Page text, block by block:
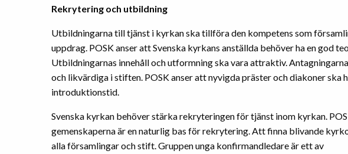
Rekrytering och utbildning
Utbildningarna till tjänst i kyrkan ska tillföra den kompetens som
uppdrag. POSK anser att Svenska kyrkans anställda behöver ha en god
Utbildningarnas innehåll och utformning ska vara attraktiv.
och likvärdiga i stiften. POSK anser att nyvigda präster och diakoner ska
introduktionstid.
Svenska kyrkan behöver stärka rekryteringen för tjänst inom kyrkan.
gemenskaperna är en naturlig bas för rekrytering. Att finna blivande
alla församlingar och stift. Gruppen unga konfirmandledare är ett av